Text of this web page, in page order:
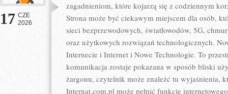
17 CZE
2026
zagadnieniom, które kojarzą się z codziennym
Strona może być ciekawym miejscem dla osób,
sieci bezprzewodowych, światłowodów, 5G,
oraz użytkowych rozwiązań technologicznych.
Internecie i Internet i Nowe Technologie. To
komunikacja zostaje pokazana w sposób bliski
żargonu, czytelnik może znaleźć tu wyjaśnienia,
Internat.com.pl może pełnić funkcję